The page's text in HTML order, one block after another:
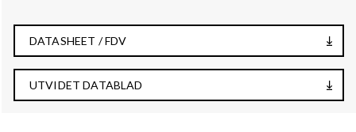
DATASHEET / FDV
UTVIDET DATABLAD